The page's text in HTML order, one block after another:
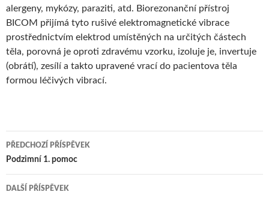
alergeny, mykózy, paraziti, atd. Biorezonanční přístroj
BICOM přijímá tyto rušivé elektromagnetické vibrace
prostřednictvím elektrod umístěných na určitých částech
těla, porovná je oproti zdravému vzorku, izoluje je, invertuje
(obrátí), zesílí a takto upravené vrací do pacientova těla
formou léčivých vibrací.
Navigace
pro
příspěvky
PŘEDCHOZÍ PŘÍSPĚVEK
Podzimní 1. pomoc
DALŠÍ PŘÍSPĚVEK